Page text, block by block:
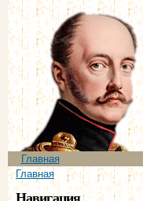
Главное меню
Главная
Вы здесь
Главная
Навигация